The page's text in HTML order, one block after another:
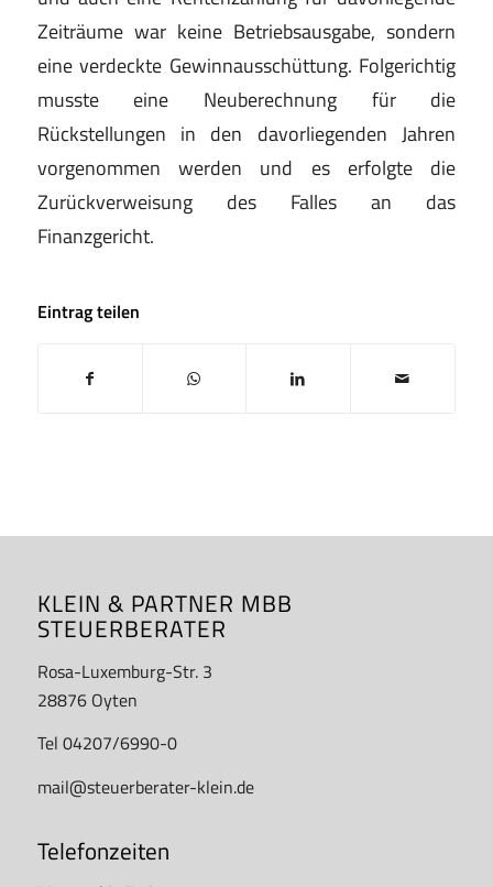
Zeiträume war keine Betriebsausgabe, sondern
eine verdeckte Gewinnausschüttung. Folgerichtig
musste eine Neuberechnung für die
Rückstellungen in den davorliegenden Jahren
vorgenommen werden und es erfolgte die
Zurückverweisung des Falles an das
Finanzgericht.
Eintrag teilen
KLEIN & PARTNER MBB
STEUERBERATER
Rosa-Luxemburg-Str. 3
28876 Oyten
Tel 04207/6990-0
mail@steuerberater-klein.de
Telefonzeiten